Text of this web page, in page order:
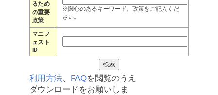
るため
の重要
政策
※関心のあるキーワード、政策をご記入くだ
さい。
マニフ
ェスト
ID
利用方法、 FAQを閲覧のうえ
ダウンロードをお願いしま